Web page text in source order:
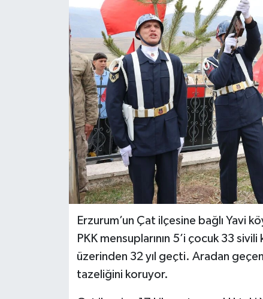
Erzurum’un Çat ilçesine bağlı Yavi
PKK mensuplarının 5’i çocuk 33
üzerinden 32 yıl geçti. Aradan geçen
tazeliğini koruyor.
KÜLTÜR-SANAT
Magazin
Politika
Siyaset